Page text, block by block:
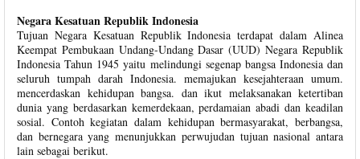
Negara Kesatuan Republik Indonesia
Tujuan Negara Kesatuan Republik Indonesia terdapat dalam Alinea
Keempat Pembukaan Undang-Undang Dasar (UUD) Negara Republik
Indonesia Tahun 1945 yaitu melindungi segenap bangsa Indonesia dan
seluruh tumpah darah Indonesia. memajukan kesejahteraan umum.
mencerdaskan kehidupan bangsa. dan ikut melaksanakan ketertiban
dunia yang berdasarkan kemerdekaan, perdamaian abadi dan keadilan
sosial. Contoh kegiatan dalam kehidupan bermasyarakat, berbangsa,
dan bernegara yang menunjukkan perwujudan tujuan nasional antara
lain sebagai berikut.